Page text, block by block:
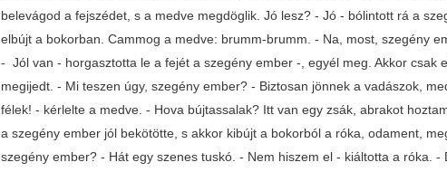
belevágod a fejszédet, s a medve megdöglik. Jó lesz? - Jó - bólintott rá a
elbújt a bokorban. Cammog a medve: brumm-brumm. - Na, most, szegény
- Jól van - horgasztotta le a fejét a szegény ember -, egyél meg. Akkor csak
megijedt. - Mi teszen úgy, szegény ember? - Biztosan jönnek a vadászok,
félek! - kérlelte a medve. - Hova bújtassalak? Itt van egy zsák, abrakot
a szegény ember jól bekötötte, s akkor kibújt a bokorból a róka, odament,
szegény ember? - Hát egy szenes tuskó. - Nem hiszem el - kiáltotta a róka.